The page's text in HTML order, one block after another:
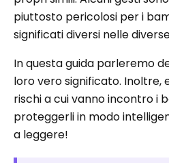
piuttosto pericolosi per i
significati diversi nelle
In questa guida parleremo
loro vero significato. Inoltre,
rischi a cui vanno incontro i
proteggerli in modo
a leggere!